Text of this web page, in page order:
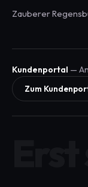
Zauberer
Kundenportal —
Zum